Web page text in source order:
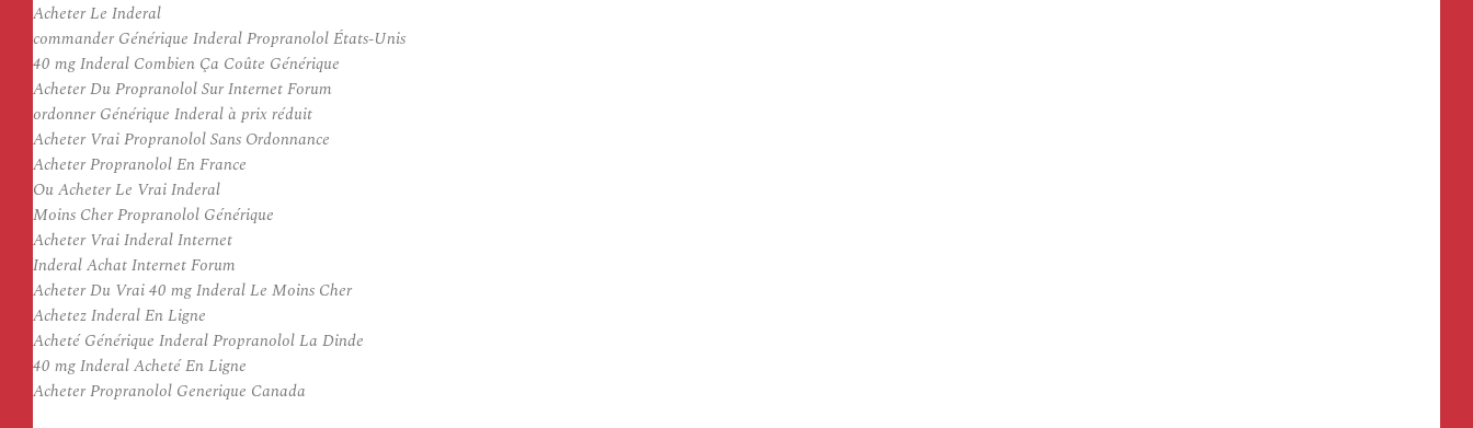
Acheter Le Inderal
commander Générique Inderal Propranolol États-Unis
40 mg Inderal Combien Ça Coûte Générique
Acheter Du Propranolol Sur Internet Forum
ordonner Générique Inderal à prix réduit
Acheter Vrai Propranolol Sans Ordonnance
Acheter Propranolol En France
Ou Acheter Le Vrai Inderal
Moins Cher Propranolol Générique
Acheter Vrai Inderal Internet
Inderal Achat Internet Forum
Acheter Du Vrai 40 mg Inderal Le Moins Cher
Achetez Inderal En Ligne
Acheté Générique Inderal Propranolol La Dinde
40 mg Inderal Acheté En Ligne
Acheter Propranolol Generique Canada